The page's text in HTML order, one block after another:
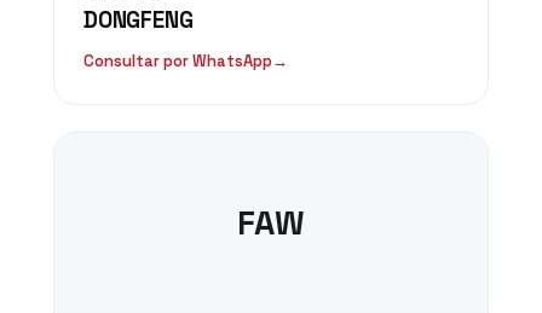
DONGFENG
Consultar por WhatsApp→
FAW